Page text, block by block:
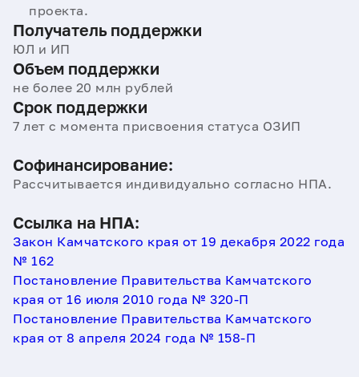
проекта.
Получатель поддержки
ЮЛ и ИП
Объем поддержки
не более 20 млн рублей
Срок поддержки
7 лет с момента присвоения статуса ОЗИП
Софинансирование:
Рассчитывается индивидуально согласно НПА.
Ссылка на НПА:
Закон Камчатского края от 19 декабря 2022 года
№ 162
Постановление Правительства Камчатского
края от 16 июля 2010 года № 320-П
Постановление Правительства Камчатского
края от 8 апреля 2024 года № 158-П